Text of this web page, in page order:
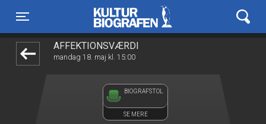
Toggle navigation
Kulturbiografen
AFFEKTIONSVÆRDI
mandag 18. maj kl. 15:00
BIOGRAFSTOL
SE MERE
front03-cc 021746